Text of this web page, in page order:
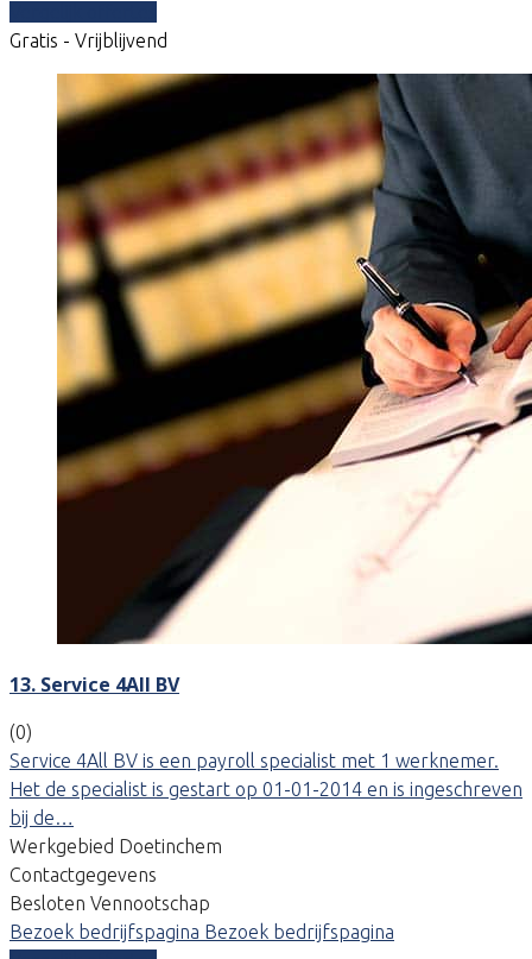
Gratis - Vrijblijvend
13. Service 4All BV
(0)
Service 4All BV is een payroll specialist met 1 werknemer.
Het de specialist is gestart op 01-01-2014 en is ingeschreven
bij de…
Werkgebied Doetinchem
Contactgegevens
Besloten Vennootschap
Bezoek bedrijfspagina Bezoek bedrijfspagina